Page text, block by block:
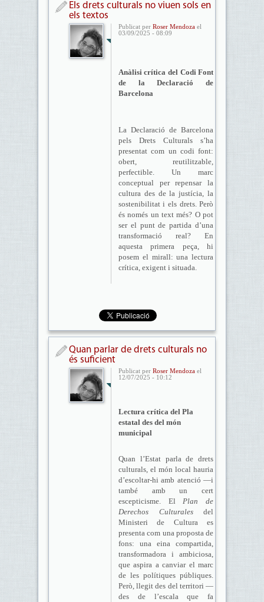
Els drets culturals no viuen sols en
els textos
Publicat per Roser Mendozael
03/09/2025 - 08:09
Anàlisi crítica del Codi Font
de la Declaració de
Barcelona
La Declaració de Barcelona
pels Drets Culturals s’ha
presentat com un codi font:
obert, reutilitzable,
perfectible. Un marc
conceptual per repensar la
cultura des de la justícia, la
sostenibilitat i els drets. Però
és només un text més? O pot
ser el punt de partida d’una
transformació real? En
aquesta primera peça, hi
posem el mirall: una lectura
crítica, exigent i situada.
Quan parlar de drets culturals no
és suficient
Publicat per Roser Mendozael
12/07/2025 - 10:12
Lectura crítica del Pla
estatal des del món
municipal
Quan l’Estat parla de drets
culturals, el món local hauria
d’escoltar-hi amb atenció —i
també amb un cert
escepticisme. ElPlan de
Derechos Culturalesdel
Ministeri de Cultura es
presenta com una proposta de
fons: una eina compartida,
transformadora i ambiciosa,
que aspira a canviar el marc
de les polítiques públiques.
Però, llegit des del territori —
des de l’escala que fa